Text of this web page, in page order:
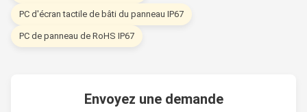
PC d'écran tactile de bâti du panneau IP67
PC de panneau de RoHS IP67
Envoyez une demande